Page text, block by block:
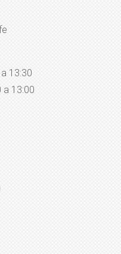
13:30
a 13:00